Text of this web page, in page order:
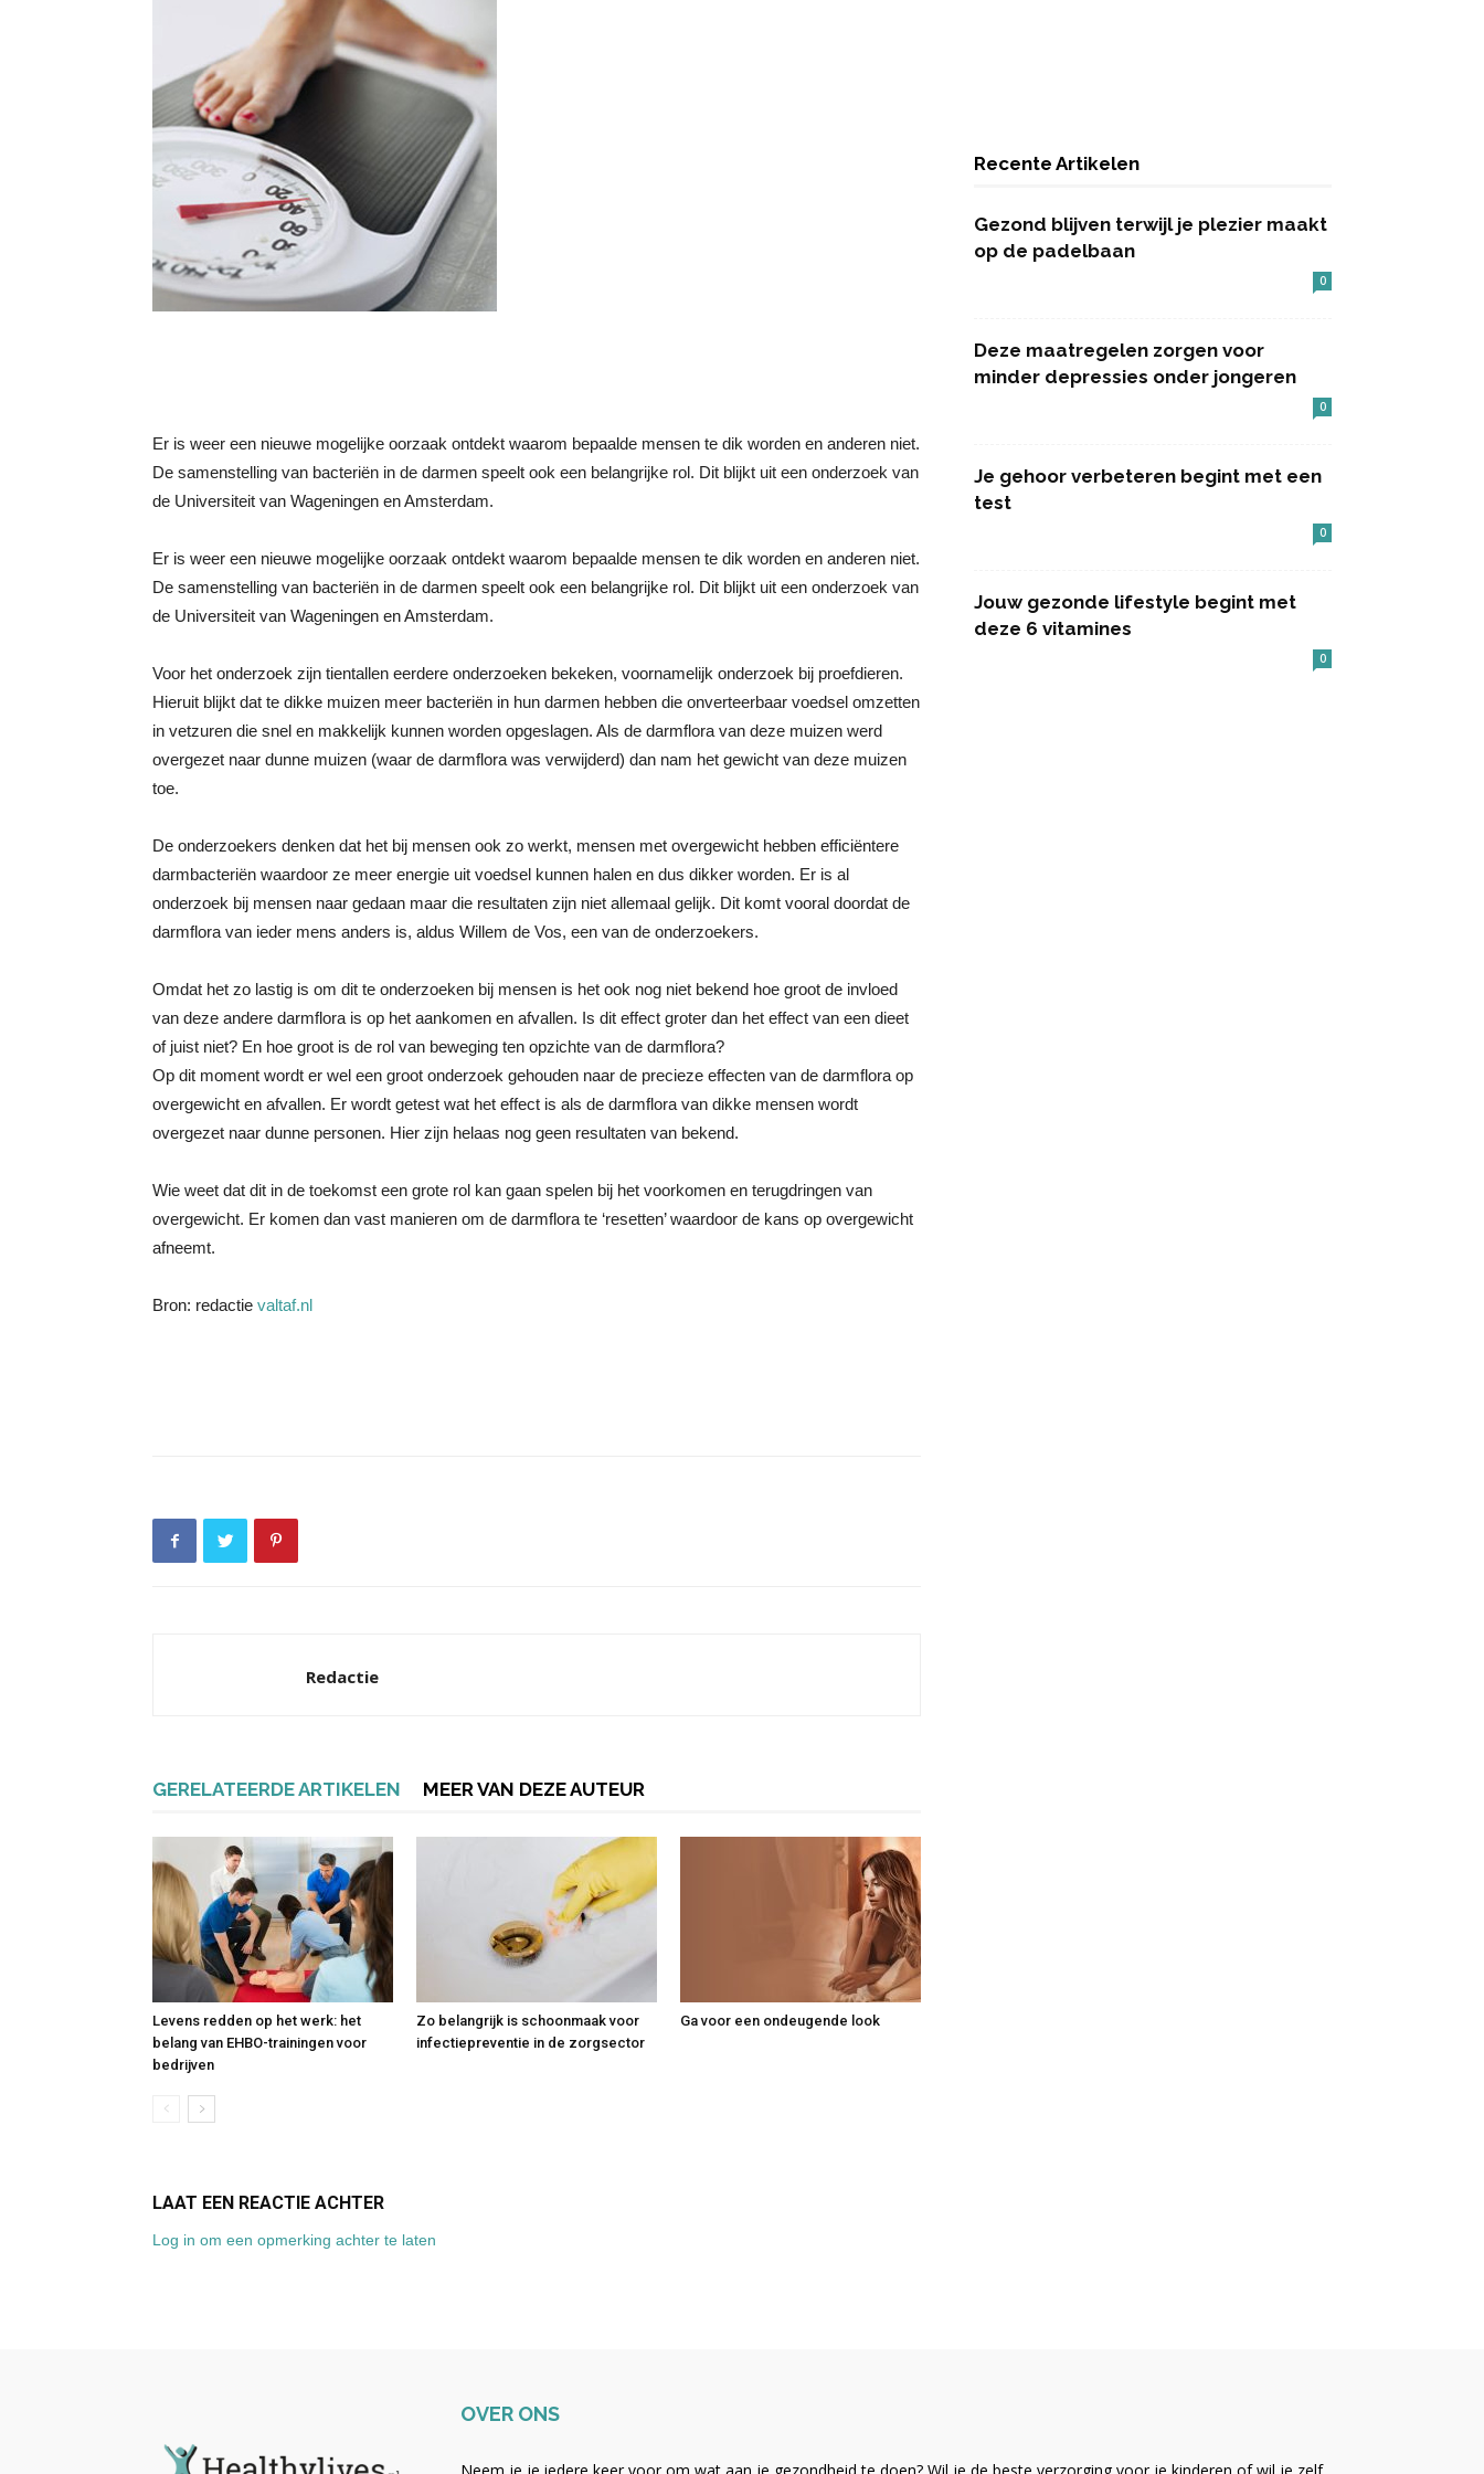
Er is weer een nieuwe mogelijke oorzaak ontdekt waarom bepaalde mensen te dik worden en anderen niet.
De samenstelling van bacteriën in de darmen speelt ook een belangrijke rol. Dit blijkt uit een onderzoek van
de Universiteit van Wageningen en Amsterdam.
Er is weer een nieuwe mogelijke oorzaak ontdekt waarom bepaalde mensen te dik worden en anderen niet.
De samenstelling van bacteriën in de darmen speelt ook een belangrijke rol. Dit blijkt uit een onderzoek van
de Universiteit van Wageningen en Amsterdam.
Voor het onderzoek zijn tientallen eerdere onderzoeken bekeken, voornamelijk onderzoek bij proefdieren.
Hieruit blijkt dat te dikke muizen meer bacteriën in hun darmen hebben die onverteerbaar voedsel omzetten
in vetzuren die snel en makkelijk kunnen worden opgeslagen. Als de darmflora van deze muizen werd
overgezet naar dunne muizen (waar de darmflora was verwijderd) dan nam het gewicht van deze muizen
toe.
De onderzoekers denken dat het bij mensen ook zo werkt, mensen met overgewicht hebben efficiëntere
darmbacteriën waardoor ze meer energie uit voedsel kunnen halen en dus dikker worden. Er is al
onderzoek bij mensen naar gedaan maar die resultaten zijn niet allemaal gelijk. Dit komt vooral doordat de
darmflora van ieder mens anders is, aldus Willem de Vos, een van de onderzoekers.
Omdat het zo lastig is om dit te onderzoeken bij mensen is het ook nog niet bekend hoe groot de invloed
van deze andere darmflora is op het aankomen en afvallen. Is dit effect groter dan het effect van een dieet
of juist niet? En hoe groot is de rol van beweging ten opzichte van de darmflora?
Op dit moment wordt er wel een groot onderzoek gehouden naar de precieze effecten van de darmflora op
overgewicht en afvallen. Er wordt getest wat het effect is als de darmflora van dikke mensen wordt
overgezet naar dunne personen. Hier zijn helaas nog geen resultaten van bekend.
Wie weet dat dit in de toekomst een grote rol kan gaan spelen bij het voorkomen en terugdringen van
overgewicht. Er komen dan vast manieren om de darmflora te ‘resetten’ waardoor de kans op overgewicht
afneemt.
Bron: redactie valtaf.nl
Redactie
GERELATEERDE ARTIKELEN MEER VAN DEZE AUTEUR
Levens redden op het werk: het
belang van EHBO-trainingen voor
bedrijven
Zo belangrijk is schoonmaak voor
infectiepreventie in de zorgsector
Ga voor een ondeugende look
LAAT EEN REACTIE ACHTER
Log in om een opmerking achter te laten
Recente Artikelen
Gezond blijven terwijl je plezier maakt
op de padelbaan
0
Deze maatregelen zorgen voor
minder depressies onder jongeren
0
Je gehoor verbeteren begint met een
test
0
Jouw gezonde lifestyle begint met
deze 6 vitamines
0
OVER ONS